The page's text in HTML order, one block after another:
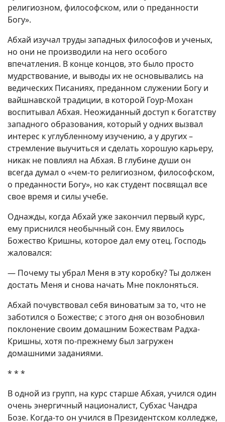
религиозном, философском, или о преданности
Богу».
Абхай изучал труды западных философов и ученых,
но они не производили на него особого
впечатления. В конце концов, это было просто
мудрствование, и выводы их не основывались на
ведических Писаниях, преданном служении Богу и
вайшнавской традиции, в которой Гоур-Мохан
воспитывал Абхая. Неожиданный доступ к богатству
западного образования, который у одних вызвал
интерес к углубленному изучению, а у других –
стремление выучиться и сделать хорошую карьеру,
никак не повлиял на Абхая. В глубине души он
всегда думал о «чем-то религиозном, философском,
о преданности Богу», но как студент посвящал все
свое время и силы учебе.
Однажды, когда Абхай уже закончил первый курс,
ему приснился необычный сон. Ему явилось
Божество Кришны, которое дал ему отец. Господь
жаловался:
— Почему ты убрал Меня в эту коробку? Ты должен
достать Меня и снова начать Мне поклоняться.
Абхай почувствовал себя виноватым за то, что не
заботился о Божестве; с этого дня он возобновил
поклонение своим домашним Божествам Радха-
Кришны, хотя по-прежнему был загружен
домашними заданиями.
* * *
В одной из групп, на курс старше Абхая, учился один
очень энергичный националист, Субхас Чандра
Бозе. Когда-то он учился в Президентском колледже,